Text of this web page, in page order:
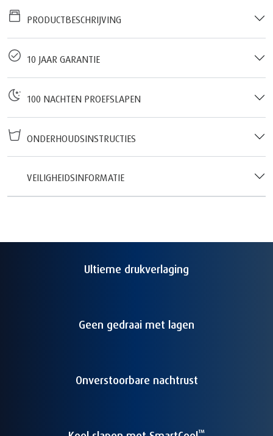
PRODUCTBESCHRIJVING
10 JAAR GARANTIE
100 NACHTEN PROEFSLAPEN
ONDERHOUDSINSTRUCTIES
VEILIGHEIDSINFORMATIE
Ultieme drukverlaging
Geen gedraai met lagen
Onverstoorbare nachtrust
™